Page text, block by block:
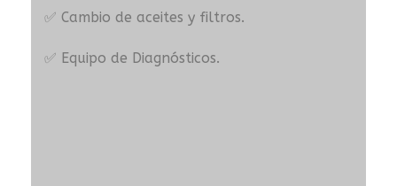
✅ Cambio de aceites y filtros.
✅ Equipo de Diagnósticos.